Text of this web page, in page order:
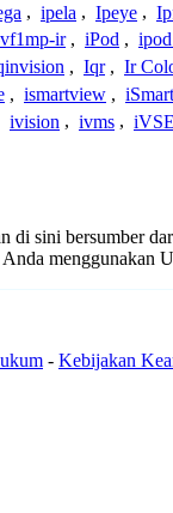
, ipela , Ipeye ,
ir , iPod ,
, Iqr , Ir
, ismartview ,
ivision , ivms ,
sini bersumber
Anda menggunakan
- Kebijakan